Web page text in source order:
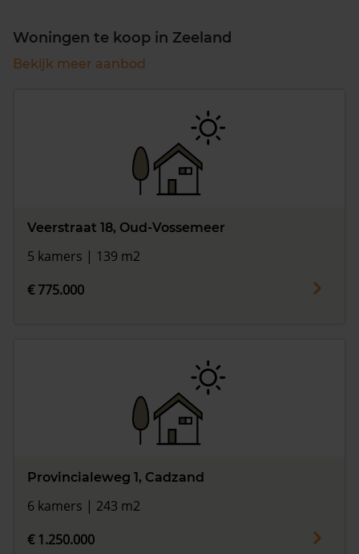
Woningen te koop in Zeeland
Bekijk meer aanbod
Veerstraat 18, Oud-Vossemeer
5 kamers | 139 m2
€ 775.000
Provincialeweg 1, Cadzand
6 kamers | 243 m2
€ 1.250.000